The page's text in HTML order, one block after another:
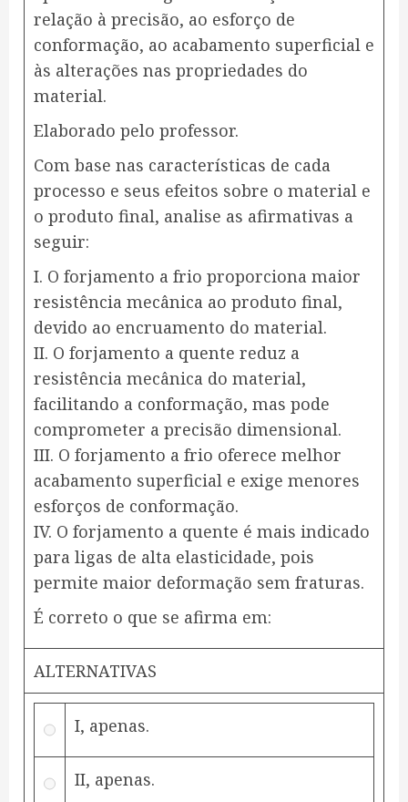
relação à precisão, ao esforço de
conformação, ao acabamento superficial e
às alterações nas propriedades do
material.
Elaborado pelo professor.
Com base nas características de cada
processo e seus efeitos sobre o material e
o produto final, analise as afirmativas a
seguir:
I. O forjamento a frio proporciona maior
resistência mecânica ao produto final,
devido ao encruamento do material.
II. O forjamento a quente reduz a
resistência mecânica do material,
facilitando a conformação, mas pode
comprometer a precisão dimensional.
III. O forjamento a frio oferece melhor
acabamento superficial e exige menores
esforços de conformação.
IV. O forjamento a quente é mais indicado
para ligas de alta elasticidade, pois
permite maior deformação sem fraturas.
É correto o que se afirma em:
ALTERNATIVAS
I, apenas.
II, apenas.